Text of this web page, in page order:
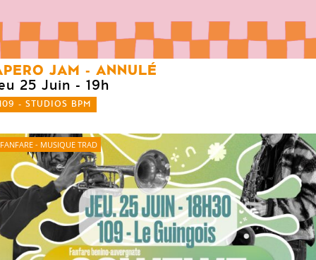
JAM - ANNULÉ
25 Juin - 19h
- STUDIOS BPM
FANFARE - MUSIQUE TRAD